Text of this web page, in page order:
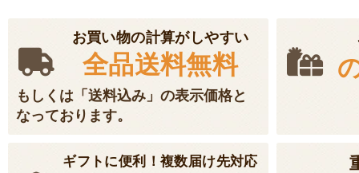
お買い物の計算がしやすい
全品送料無料
もしくは「送料込み」の表示価格と
なっております。
ギフトに便利！複数届け先対応